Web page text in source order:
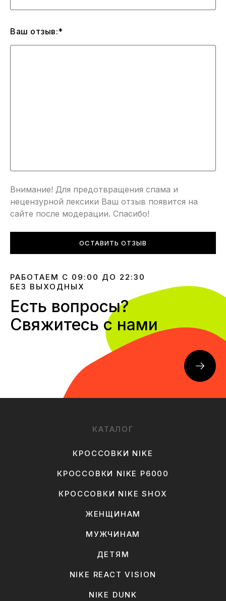
Ваш отзыв:*
Внимание! Для предотвращения спама и
нецензурной лексики Ваш отзыв появится на
сайте после модерации. Спасибо!
ОСТАВИТЬ ОТЗЫВ
РАБОТАЕМ С 09:00 ДО 22:30
БЕЗ ВЫХОДНЫХ
Есть вопросы?
Свяжитесь с нами
КАТАЛОГ
КРОССОВКИ NIKE
КРОССОВКИ NIKE P6000
КРОССОВКИ NIKE SHOX
ЖЕНЩИНАМ
МУЖЧИНАМ
ДЕТЯМ
NIKE REACT VISION
NIKE DUNK